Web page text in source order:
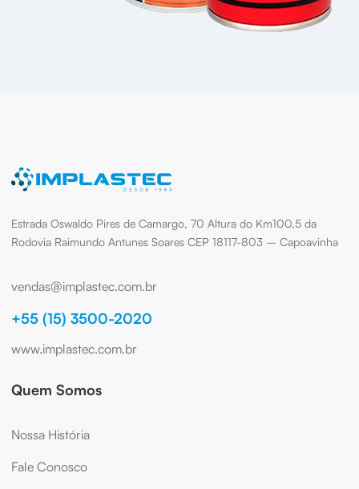
Estrada Oswaldo Pires de Camargo, 70 Altura do Km100,5 da
Rodovia Raimundo Antunes Soares CEP 18117-803 – Capoavinha
vendas@implastec.com.br
+55 (15) 3500-2020
www.implastec.com.br
Quem Somos
Nossa História
Fale Conosco